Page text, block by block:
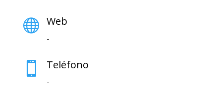
 Web
-
 Teléfono
-